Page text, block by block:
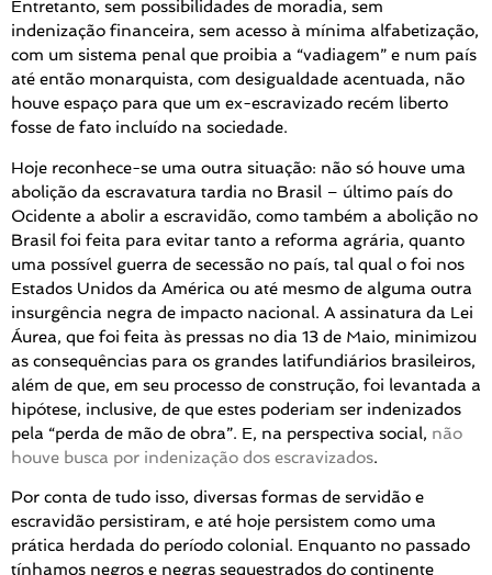
Entretanto, sem possibilidades de moradia, sem
indenização financeira, sem acesso à mínima alfabetização,
com um sistema penal que proibia a “vadiagem” e num país
até então monarquista, com desigualdade acentuada, não
houve espaço para que um ex-escravizado recém liberto
fosse de fato incluído na sociedade.
Hoje reconhece-se uma outra situação: não só houve uma
abolição da escravatura tardia no Brasil – último país do
Ocidente a abolir a escravidão, como também a abolição no
Brasil foi feita para evitar tanto a reforma agrária, quanto
uma possível guerra de secessão no país, tal qual o foi nos
Estados Unidos da América ou até mesmo de alguma outra
insurgência negra de impacto nacional. A assinatura da Lei
Áurea, que foi feita às pressas no dia 13 de Maio, minimizou
as consequências para os grandes latifundiários brasileiros,
além de que, em seu processo de construção, foi levantada a
hipótese, inclusive, de que estes poderiam ser indenizados
pela “perda de mão de obra”. E, na perspectiva social, não
houve busca por indenização dos escravizados.
Por conta de tudo isso, diversas formas de servidão e
escravidão persistiram, e até hoje persistem como uma
prática herdada do período colonial. Enquanto no passado
tínhamos negros e negras sequestrados do continente